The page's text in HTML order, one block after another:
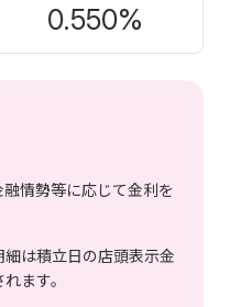
0.550%
情勢等に応じて金利を
は積立日の店頭表示金
ます。